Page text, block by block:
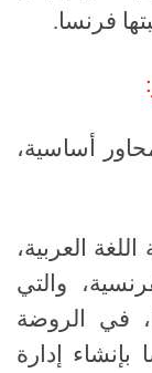
فرنسا.
أساسية،
العربية،
والتي
في الروضة
إدارة